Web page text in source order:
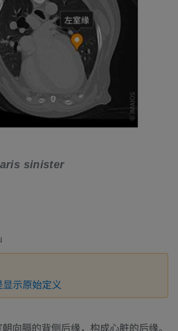
sinister
显示原始定义
向膈的背侧后缘，构成心脏的后缘。